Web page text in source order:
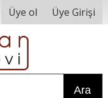
Üye ol Üye Girişi
Ara